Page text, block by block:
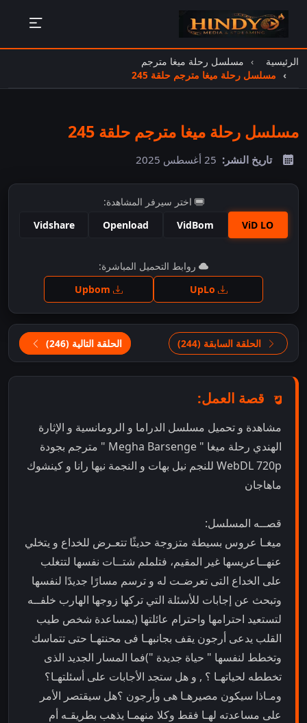
الرئيسية
مسلسل رحلة ميغا مترجم
مسلسل رحلة ميغا مترجم حلقة 245
مسلسل رحلة ميغا مترجم حلقة 245
تاريخ النشر: 25 أغسطس 2025
اختر سيرفر المشاهدة:
ViD LO
VidBom
Openload
Vidshare
اضغط للمشاهدة
روابط التحميل المباشرة:
الحلقة السابقة (244) الحلقة التالية (246)
قصة العمل:
مشاهدة و تحميل مسلسل الدراما و الرومانسية و الإثارة
الهندي رحلة ميغا " Megha Barsenge " مترجم بجودة
WebDL 720p للنجم نيل بهات و النجمة نيها رانا و كينشوك
ماهاجان
قصــه المسلسل:
ميغـا عروس بسيطة متزوجة حديثًا تتعـرض للخداع و يتخلي
عنهــاعريسها غير المقيم، فتلملم شتــات نفسها لتتغلب
على الخداع التى تعرضـت له و ترسم مسارًا جديدًا لنفسها
وتبحث عن إجابات للأسئلة التي تركها زوجها الهارب خلفــه
لتستعيد احترامها واحترام عائلتها (بمساعدة شخص طيب
القلب يدعى أرجون يقف بجانبهـا فى محنتهـا حتى تتماسك
وتخطط لنفسها " حياة جديدة ")فما المسار الجديد الذى
تخططه لحياتهـا ؟ , و هل ستجد الأجابات على أسئلتهـا؟
ومـاذا سيكون مصيرهـا هى وأرجون ؟هل سيقتصر الأمر
على مساعدته لهـا فقط وكلا منهمـا يذهب بطريقـه أم